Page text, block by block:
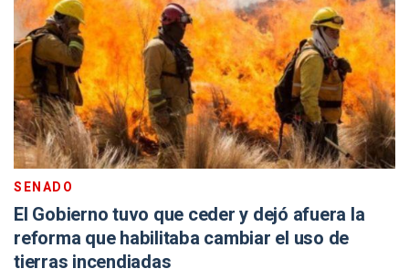
SENADO
El Gobierno tuvo que ceder y dejó afuera la
reforma que habilitaba cambiar el uso de
tierras incendiadas